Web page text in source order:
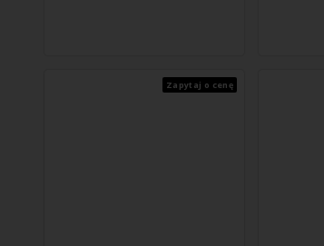
Zapytaj o cenę